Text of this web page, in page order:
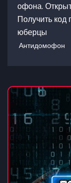
офона.
Получить код
юберцы
Антидомофон